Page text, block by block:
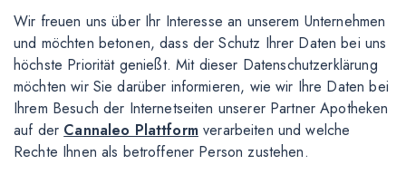
Wir freuen uns über Ihr Interesse an unserem Unternehmen
und möchten betonen, dass der Schutz Ihrer Daten bei uns
höchste Priorität genießt. Mit dieser Datenschutzerklärung
möchten wir Sie darüber informieren, wie wir Ihre Daten bei
Ihrem Besuch der Internetseiten unserer Partner Apotheken
auf der Cannaleo Plattform verarbeiten und welche
Rechte Ihnen als betroffener Person zustehen.